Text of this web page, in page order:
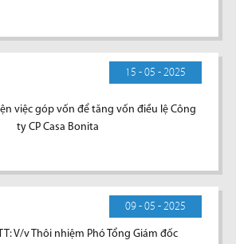
15 - 05 - 2025
việc góp vốn để tăng vốn điều lệ Công
ty CP Casa Bonita
09 - 05 - 2025
V/v Thôi nhiệm Phó Tổng Giám đốc